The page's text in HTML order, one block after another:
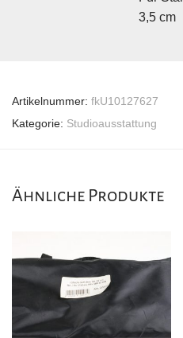
3,5 cm
Artikelnummer: fkU10127627
Kategorie: Studioausstattung
Ähnliche Produkte